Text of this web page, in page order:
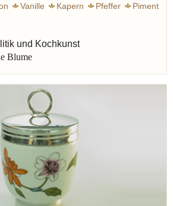
Vanille Kapern Pfeffer
Piment
und Kochkunst
Blume